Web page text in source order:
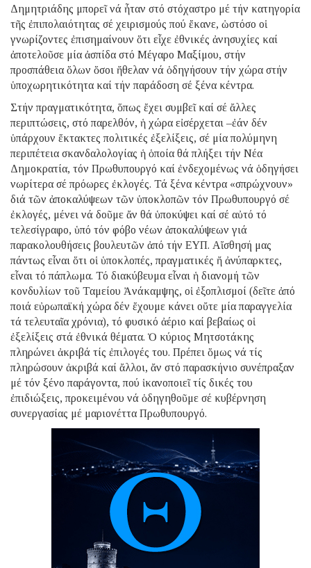
Δημητριάδης μπορεῖ νά ἦταν στό στόχαστρο μέ τήν κατηγορία
τῆς ἐπιπολαιότητας σέ χειρισμούς πού ἔκανε, ὡστόσο οἱ
γνωρίζοντες ἐπισημαίνουν ὅτι εἶχε ἐθνικές ἀνησυχίες καί
ἀποτελοῦσε μία ἀσπίδα στό Μέγαρο Μαξίμου, στήν
προσπάθεια ὅλων ὅσοι ἤθελαν νά ὁδηγήσουν τήν χώρα στήν
ὑποχωρητικότητα καί τήν παράδοση σέ ξένα κέντρα.
Στήν πραγματικότητα, ὅπως ἔχει συμβεῖ καί σέ ἄλλες
περιπτώσεις, στό παρελθόν, ἡ χώρα εἰσέρχεται –ἐάν δέν
ὑπάρχουν ἔκτακτες πολιτικές ἐξελίξεις, σέ μία πολύμηνη
περιπέτεια σκανδαλολογίας ἡ ὁποία θά πλήξει τήν Νέα
Δημοκρατία, τόν Πρωθυπουργό καί ἐνδεχομένως νά ὁδηγήσει
νωρίτερα σέ πρόωρες ἐκλογές. Τά ξένα κέντρα «σπρώχνουν»
διά τῶν ἀποκαλύψεων τῶν ὑποκλοπῶν τόν Πρωθυπουργό σέ
ἐκλογές, μένει νά δοῦμε ἄν θά ὑποκύψει καί σέ αὐτό τό
τελεσίγραφο, ὑπό τόν φόβο νέων ἀποκαλύψεων γιά
παρακολουθήσεις βουλευτῶν ἀπό τήν ΕΥΠ. Αἴσθησή μας
πάντως εἶναι ὅτι οἱ ὑποκλοπές, πραγματικές ἤ ἀνύπαρκτες,
εἶναι τό πάπλωμα. Τό διακύβευμα εἶναι ἡ διανομή τῶν
κονδυλίων τοῦ Ταμείου Ἀνάκαμψης, οἱ ἐξοπλισμοί (δεῖτε ἀπό
ποιά εὐρωπαϊκή χώρα δέν ἔχουμε κάνει οὔτε μία παραγγελία
τά τελευταῖα χρόνια), τό φυσικό ἀέριο καί βεβαίως οἱ
ἐξελίξεις στά ἐθνικά θέματα. Ὁ κύριος Μητσοτάκης
πληρώνει ἀκριβά τίς ἐπιλογές του. Πρέπει ὅμως νά τίς
πληρώσουν ἀκριβά καί ἄλλοι, ἄν στό παρασκήνιο συνέπραξαν
μέ τόν ξένο παράγοντα, πού ἱκανοποιεῖ τίς δικές του
ἐπιδιώξεις, προκειμένου νά ὁδηγηθοῦμε σέ κυβέρνηση
συνεργασίας μέ μαριονέττα Πρωθυπουργό.